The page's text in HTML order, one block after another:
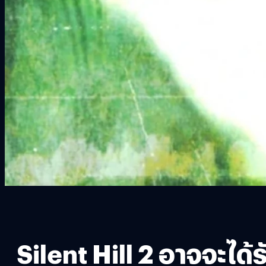
Silent Hill 2 อาจจะได้